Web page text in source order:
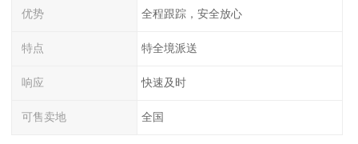
优势 全程跟踪，安全放心
特点 特全境派送
响应 快速及时
可售卖地 全国